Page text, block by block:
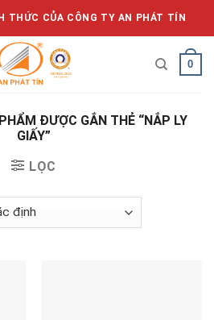
THỨC CỦA CÔNG TY AN PHÁT TÍN
0
ĐƯỢC GẮN THẺ “NẮP LY
GIẤY”
LỌC